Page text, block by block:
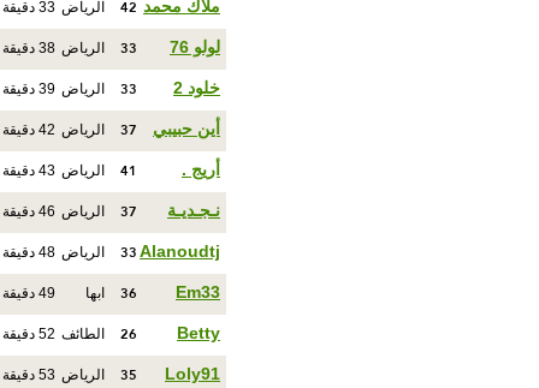
ملاك محمد 42 الرياض 33 دقيقة
لولو 76 33 الرياض 38 دقيقة
خلود 2 33 الرياض 39 دقيقة
أين حبيبي 37 الرياض 42 دقيقة
أريج . 41 الرياض 43 دقيقة
نـجـديـة 37 الرياض 46 دقيقة
Alanoudtj
33 الرياض 48 دقيقة
Em33
36 ابها 49 دقيقة
Betty
26 الطائف 52 دقيقة
Loly91
35 الرياض 53 دقيقة